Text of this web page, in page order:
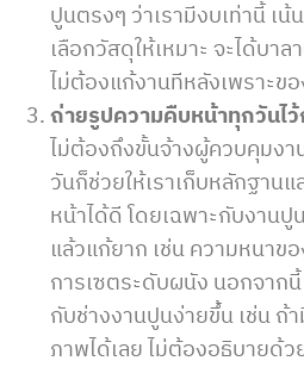
ปูนตรงๆ ว่าเรามีงบเท่านี้ เน้
เลือกวัสดุให้เหมาะ จะได้บา
ไม่ต้องแก้งานทีหลังเพราะข
ถ่ายรูปความคืบหน้าทุกวันไว้
ไม่ต้องถึงขั้นจ้างผู้ควบคุมง
วันก็ช่วยให้เราเก็บหลักฐาน
หน้าได้ดี โดยเฉพาะกับงานปู
แล้วแก้ยาก เช่น ความหนาข
การเซตระดับผนัง นอกจาก
กับช่างงานปูนง่ายขึ้น เช่น ถ้
ภาพได้เลย ไม่ต้องอธิบายด้